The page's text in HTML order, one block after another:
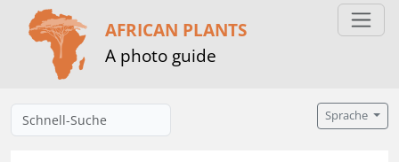
AFRICAN PLANTS
A photo guide
Sprache